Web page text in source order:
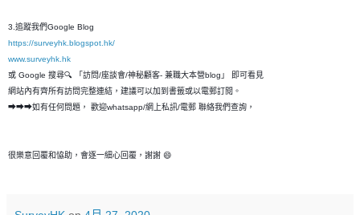
3.追蹤我們Google Blog
https://surveyhk.blogspot.hk/
www.surveyhk.hk
或 Google 搜尋🔍 「訪問/座談會/神秘顧客- 兼職大本營blog」 即可看見
網站內有齊所有訪問完整連結，建議可以加到書籤或以電郵訂閱。
➡➡➡如有任何問題， 歡迎whatsapp/網上私訊/電郵 聯絡我們查詢，
很樂意回覆和恊助，會逐一細心回覆，謝謝 😄